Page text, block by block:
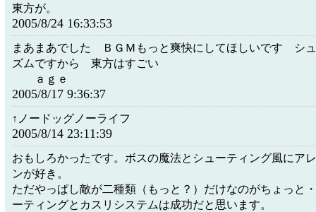
東方が。
2005/8/24 16:33:53
まあまあでした ＢＧＭもっと爽快にしてほしいです シ
ズムですから 東方は
ａｇｅ
2005/8/17 9:36:37
↑ノードッグノーライフ
2005/8/14 23:11:39
おもしろかったです。ボスの魔法とシューティング風にア
ンが好き。
ただやっぱし敵が二種類（もっと？）だけなのがちょっと
ーティングとカスリシステムは成功だと思います。